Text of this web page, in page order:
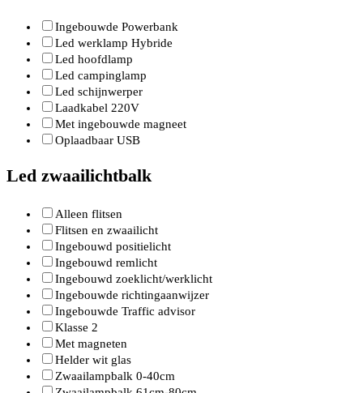
Ingebouwde Powerbank
Led werklamp Hybride
Led hoofdlamp
Led campinglamp
Led schijnwerper
Laadkabel 220V
Met ingebouwde magneet
Oplaadbaar USB
Led zwaailichtbalk
Alleen flitsen
Flitsen en zwaailicht
Ingebouwd positielicht
Ingebouwd remlicht
Ingebouwd zoeklicht/werklicht
Ingebouwde richtingaanwijzer
Ingebouwde Traffic advisor
Klasse 2
Met magneten
Helder wit glas
Zwaailampbalk 0-40cm